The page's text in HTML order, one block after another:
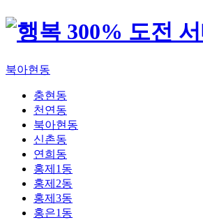
북아현동
충현동
천연동
북아현동
신촌동
연희동
홍제1동
홍제2동
홍제3동
홍은1동